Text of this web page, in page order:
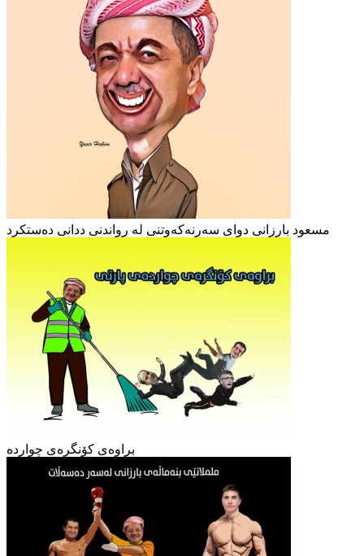
مسعود بارزانی دوای سەرنەکەوتنی لە رواندنی ددانی دەستکرد
براوەی کۆنگرەی چواردە